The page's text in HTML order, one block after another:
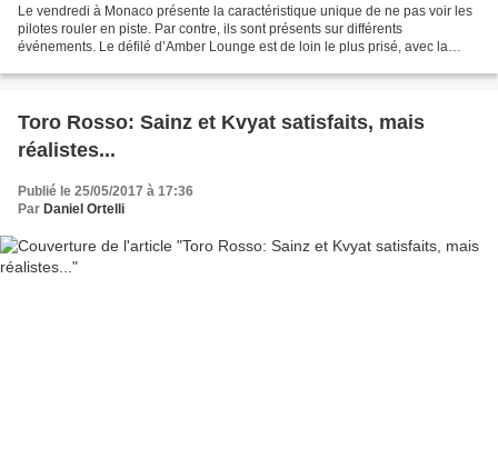
Le vendredi à Monaco présente la caractéristique unique de ne pas voir les
pilotes rouler en piste. Par contre, ils sont présents sur différents
événements. Le défilé d’Amber Lounge est de loin le plus prisé, avec la
Toro Rosso: Sainz et Kvyat satisfaits, mais
réalistes...
Publié le 25/05/2017 à 17:36
Par Daniel Ortelli